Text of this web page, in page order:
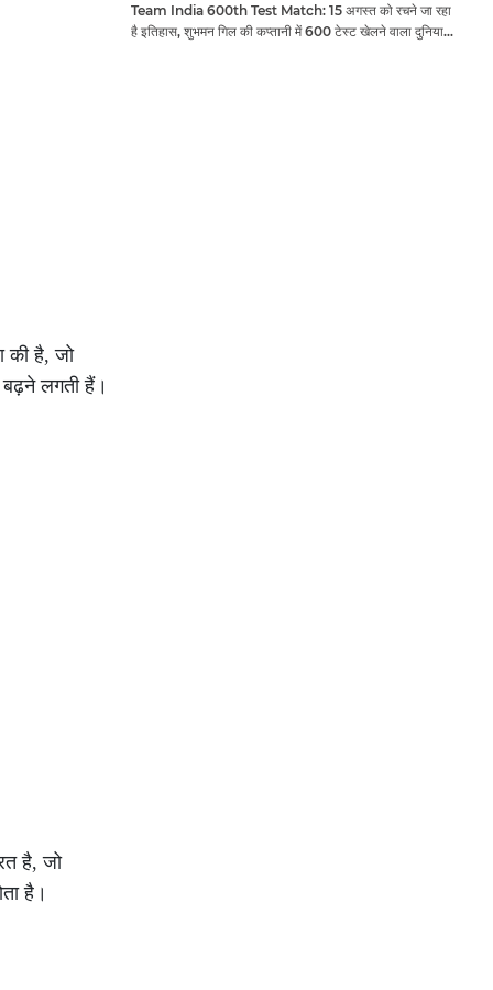
की है, जो
लगती हैं।
है, जो
है।
Team India 600th Test Match: 15 अगस्त को रचने जा रहा
है इतिहास, शुभमन गिल की कप्तानी में 600 टेस्ट खेलने वाला दुनिया